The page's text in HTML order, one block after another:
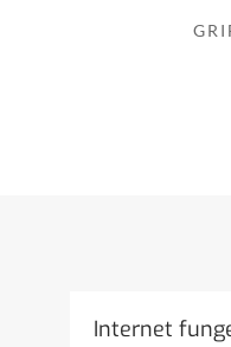
Internet